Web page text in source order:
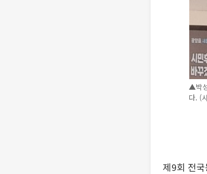
▲박
다. (
제9회 전